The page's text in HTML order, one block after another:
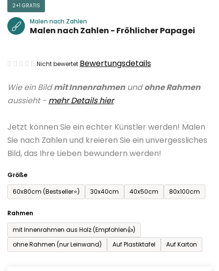
Wie ein Bildmit Innenrahmenundohne Rahmen
aussieht - mehr Details hier
Jetzt können Sie ein echter Künstler werden! Malen
Sie nach Zahlen und kreieren Sie ein unvergessliches
Bild, das Ihre Lieben bewundern werden!
Größe
60x80cm (Bestseller⭐)
30x40cm 40x50cm 80x100cm
Rahmen
mit Innenrahmen aus Holz (Empfohlen👍)
ohne Rahmen (nur Leinwand)
Auf Plastiktafel Auf Karton
2+1 GRATIS
Malen nach Zahlen
Malen nach Zahlen - Fröhlicher Papagei
Die
Produktbewertung
ist
von
5
Sternen.
Nicht bewertet Bewertungsdetails